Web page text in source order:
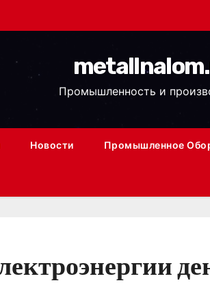
Промышленность и
Новости Промышленное